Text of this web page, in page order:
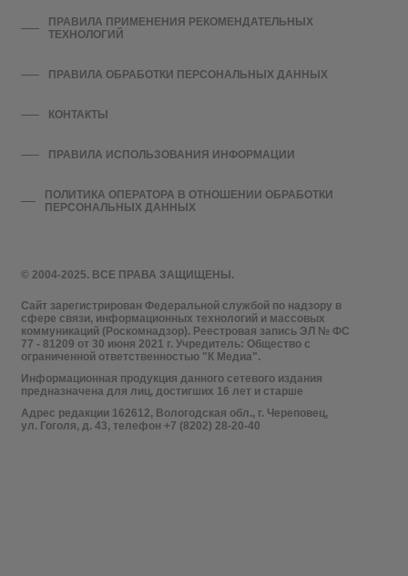
© 2004-2025. ВСЕ ПРАВА ЗАЩИЩЕНЫ.
Сайт зарегистрирован Федеральной службой по надзору в
сфере связи, информационных технологий и массовых
коммуникаций (Роскомнадзор). Реестровая запись ЭЛ № ФС
77 - 81209 от 30 июня 2021 г. Учредитель: Общество с
ограниченной ответственностью "К Медиа".
Информационная продукция данного сетевого издания
предназначена для лиц, достигших 16 лет и старше
Адрес редакции 162612, Вологодская обл., г. Череповец,
ул. Гоголя, д. 43, телефон +7 (8202) 28-20-40
ПРАВИЛА ПРИМЕНЕНИЯ РЕКОМЕНДАТЕЛЬНЫХ
ТЕХНОЛОГИЙ
ПРАВИЛА ОБРАБОТКИ ПЕРСОНАЛЬНЫХ ДАННЫХ
КОНТАКТЫ
ПРАВИЛА ИСПОЛЬЗОВАНИЯ ИНФОРМАЦИИ
ПОЛИТИКА ОПЕРАТОРА В ОТНОШЕНИИ ОБРАБОТКИ
ПЕРСОНАЛЬНЫХ ДАННЫХ